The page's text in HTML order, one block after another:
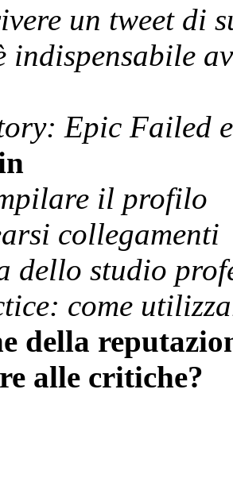
un tweet di
indispensabile
Epic Failed
il profilo
collegamenti
dello studio
come
della
alle critiche?